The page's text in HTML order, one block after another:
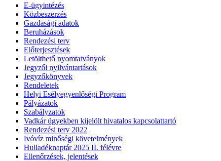
E-ügyintézés
Közbeszerzés
Gazdasági adatok
Beruházások
Rendezési terv
Előterjesztések
Letölthető nyomtatványok
Jegyzői nyilvántartások
Jegyzőkönyvek
Rendeletek
Helyi Esélyegyenlőségi Program
Pályázatok
Szabályzatok
Vadkár ügyekben kijelölt hivatalos kapcsolattartó
Rendezési terv 2022
Ivóvíz minőségi követelmények
Hulladéknaptár 2025 II. félévre
Ellenőrzések, jelentések